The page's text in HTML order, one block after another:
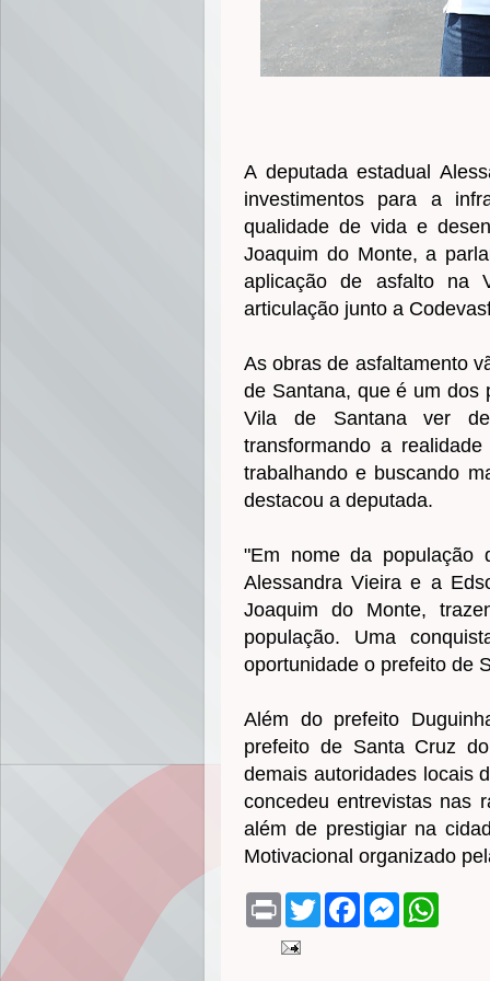
A deputada estadual
investimentos para a
qualidade de vida e
Joaquim do Monte, a
aplicação de asfalto na
articulação junto a
As obras de asfaltamento
de Santana, que é um dos
Vila de Santana ver
transformando a
trabalhando e buscando
destacou a deputada.
"Em nome da população
Alessandra Vieira e a
Joaquim do Monte,
população. Uma
oportunidade o prefeito de
Além do prefeito
prefeito de Santa Cruz
demais autoridades locais
concedeu entrevistas nas
além de prestigiar na
Motivacional organizado
P
n
T
w
F
M